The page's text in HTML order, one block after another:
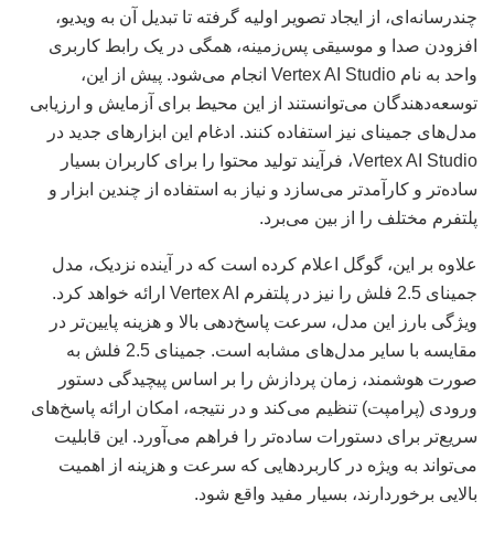
چندرسانه‌ای، از ایجاد تصویر اولیه گرفته تا تبدیل آن به ویدیو،
افزودن صدا و موسیقی پس‌زمینه، همگی در یک رابط کاربری
واحد به نام Vertex AI Studio انجام می‌شود. پیش از این،
توسعه‌دهندگان می‌توانستند از این محیط برای آزمایش و ارزیابی
مدل‌های جمینای نیز استفاده کنند. ادغام این ابزارهای جدید در
Vertex AI Studio، فرآیند تولید محتوا را برای کاربران بسیار
ساده‌تر و کارآمدتر می‌سازد و نیاز به استفاده از چندین ابزار و
پلتفرم مختلف را از بین می‌برد.
علاوه بر این، گوگل اعلام کرده است که در آینده نزدیک، مدل
جمینای 2.5 فلش را نیز در پلتفرم Vertex AI ارائه خواهد کرد.
ویژگی بارز این مدل، سرعت پاسخ‌دهی بالا و هزینه پایین‌تر در
مقایسه با سایر مدل‌های مشابه است. جمینای 2.5 فلش به
صورت هوشمند، زمان پردازش را بر اساس پیچیدگی دستور
ورودی (پرامپت) تنظیم می‌کند و در نتیجه، امکان ارائه پاسخ‌های
سریع‌تر برای دستورات ساده‌تر را فراهم می‌آورد. این قابلیت
می‌تواند به ویژه در کاربردهایی که سرعت و هزینه از اهمیت
بالایی برخوردارند، بسیار مفید واقع شود.